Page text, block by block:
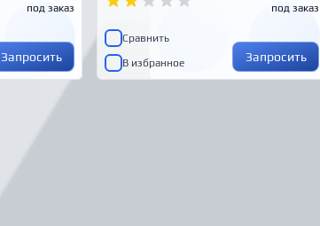
под заказ
Запросить
под заказ
Сравнить
В избранное
Запросить